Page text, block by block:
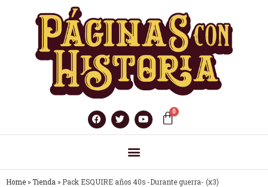
Home » Tienda » Pack ESQUIRE años 40s -Durante guerra- (x3)